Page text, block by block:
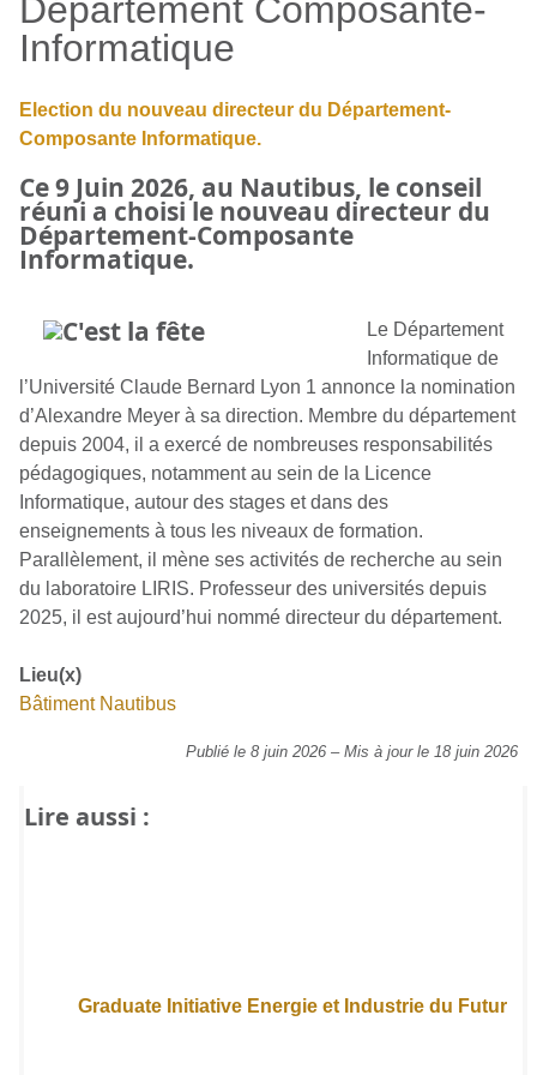
Département Composante-
Informatique
Election du nouveau directeur du Département-
Composante Informatique.
Ce 9 Juin 2026, au Nautibus, le conseil
réuni a choisi le nouveau directeur du
Département-Composante
Informatique.
Le Département
Informatique de
l’Université Claude Bernard Lyon 1 annonce la nomination
d’Alexandre Meyer à sa direction. Membre du département
depuis 2004, il a exercé de nombreuses responsabilités
pédagogiques, notamment au sein de la Licence
Informatique, autour des stages et dans des
enseignements à tous les niveaux de formation.
Parallèlement, il mène ses activités de recherche au sein
du laboratoire LIRIS. Professeur des universités depuis
2025, il est aujourd’hui nommé directeur du département.
Lieu(x)
Bâtiment Nautibus
Publié le 8 juin 2026 – Mis à jour le 18 juin 2026
Lire aussi :
Graduate Initiative Energie et Industrie du Futur